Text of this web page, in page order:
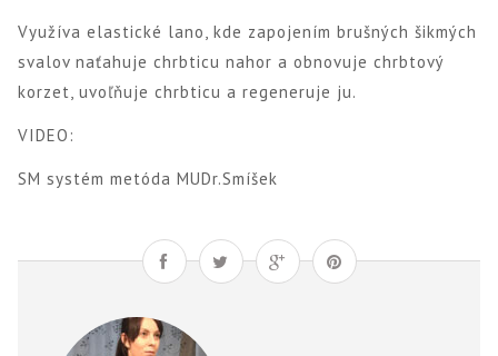
Využíva elastické lano, kde zapojením brušných šikmých
svalov naťahuje chrbticu nahor a obnovuje chrbtový
korzet, uvoľňuje chrbticu a regeneruje ju.
VIDEO:
SM systém metóda MUDr.Smíšek